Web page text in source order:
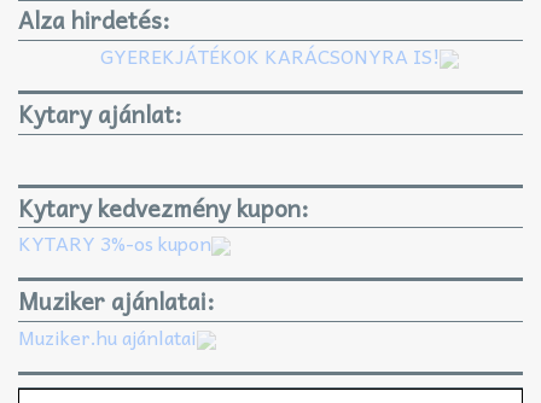
Alza hirdetés:
GYEREKJÁTÉKOK KARÁCSONYRA IS!
Kytary ajánlat:
Kytary kedvezmény kupon:
KYTARY 3%-os kupon
Muziker ajánlatai:
Muziker.hu ajánlatai